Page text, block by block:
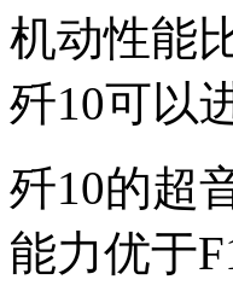
机动性能
歼10可以
歼10的超
能力优于